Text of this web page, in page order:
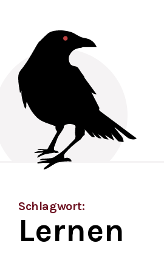
Schlagwort:
Lernen